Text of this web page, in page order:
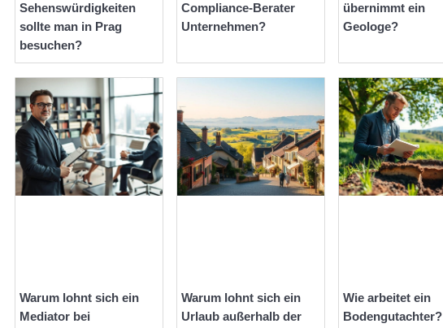
Sehenswürdigkeiten
sollte man in Prag
besuchen?
Compliance-Berater
Unternehmen?
übernimmt ein
Geologe?
Warum lohnt sich ein
Mediator bei
Warum lohnt sich ein
Urlaub außerhalb der
Wie arbeitet ein
Bodengutachter?